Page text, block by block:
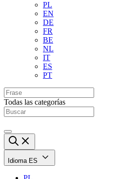
PL
EN
DE
FR
BE
NL
IT
ES
PT
Todas las categorías
Idioma ES